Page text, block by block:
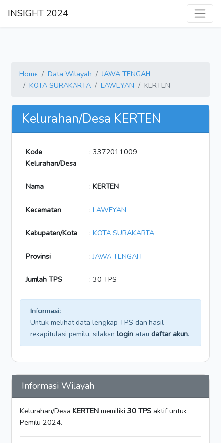
INSIGHT 2024
Home Data Wilayah
JAWA TENGAH
KOTA SURAKARTA
LAWEYAN KERTEN
Kelurahan/Desa KERTEN
Kode
Kelurahan/Desa
: 3372011009
Nama : KERTEN
Kecamatan : LAWEYAN
Kabupaten/Kota : KOTA SURAKARTA
Provinsi :JAWA TENGAH
Jumlah TPS : 30 TPS
Informasi:
Untuk melihat data lengkap TPS dan hasil
rekapitulasi pemilu, silakan login atau daftar akun.
Informasi Wilayah
Kelurahan/Desa KERTEN memiliki 30 TPS aktif untuk
Pemilu 2024.